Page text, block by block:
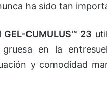
ha sido tan
GEL-CUMULUS™ 23
en la
y comodidad